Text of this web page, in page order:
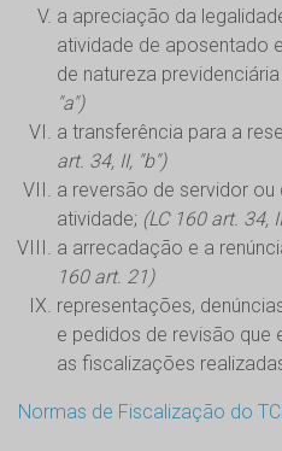
a apreciação da
atividade de aposentado
de natureza
"a")
a transferência para a
art. 34, II, "b")
a reversão de servidor
atividade; (LC 160 art. 34,
a arrecadação e a
160 art. 21)
representações,
e pedidos de revisão
as fiscalizações
Normas de Fiscalização do